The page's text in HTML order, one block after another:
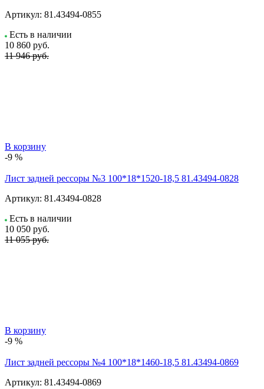
Артикул: 81.43494-0855
Есть в наличии
10 860 руб.
11 946 руб.
В корзину
-9 %
Лист задней рессоры №3 100*18*1520-18,5 81.43494-0828
Артикул: 81.43494-0828
Есть в наличии
10 050 руб.
11 055 руб.
В корзину
-9 %
Лист задней рессоры №4 100*18*1460-18,5 81.43494-0869
Артикул: 81.43494-0869